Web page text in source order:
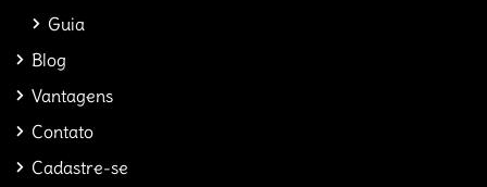
Guia
Blog
Vantagens
Contato
Cadastre-se